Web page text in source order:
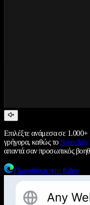
Επιλέξτε ανάμεσα σε 1.000+
γρήγορα, καθώς το Speechify
απαντά σαν προσωπικός
Προσθήκη στο Edge